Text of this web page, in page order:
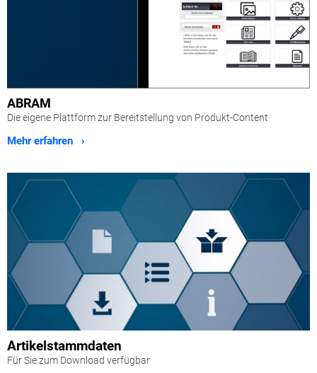
ABRAM
Die eigene Plattform zur Bereitstellung von Produkt-Content
Mehr erfahren ›
Artikelstammdaten
Für Sie zum Download verfügbar